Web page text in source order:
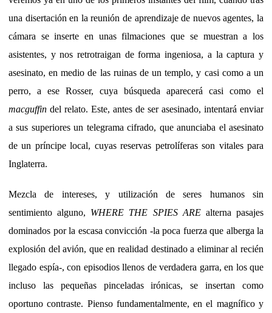
una disertación en la reunión de aprendizaje de nuevos agentes, la
cámara se inserte en unas filmaciones que se muestran a los
asistentes, y nos retrotraigan de forma ingeniosa, a la captura y
asesinato, en medio de las ruinas de un templo, y casi como a un
perro, a ese Rosser, cuya búsqueda aparecerá casi como el
macguffin del relato. Este, antes de ser asesinado, intentará enviar
a sus superiores un telegrama cifrado, que anunciaba el asesinato
de un príncipe local, cuyas reservas petrolíferas son vitales para
Inglaterra.
Mezcla de intereses, y utilización de seres humanos sin
sentimiento alguno, WHERE THE SPIES AREalterna pasajes
dominados por la escasa convicción -la poca fuerza que alberga la
explosión del avión, que en realidad destinado a eliminar al recién
llegado espía-, con episodios llenos de verdadera garra, en los que
incluso las pequeñas pinceladas irónicas, se insertan como
oportuno contraste. Pienso fundamentalmente, en el magnífico y